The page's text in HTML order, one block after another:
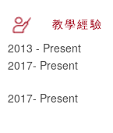
教學經驗
2013 - Present
2017- Present
2017- Present